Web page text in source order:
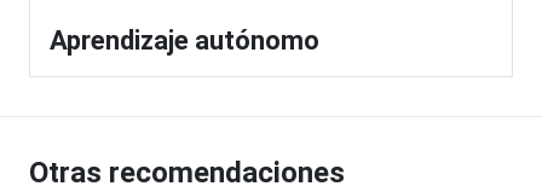
Aprendizaje autónomo
Otras recomendaciones